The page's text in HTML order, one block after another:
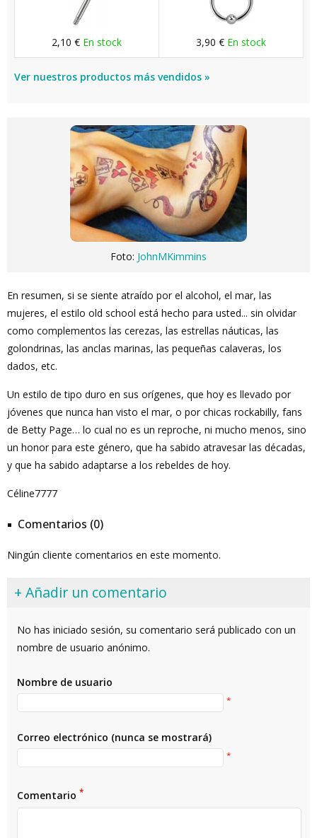
2,10 € En stock 3,90 € En stock
Ver nuestros productos más vendidos »
Foto: JohnMKimmins
En resumen, si se siente atraído por el alcohol, el mar, las
mujeres, el estilo old school está hecho para usted... sin olvidar
como complementos las cerezas, las estrellas náuticas, las
golondrinas, las anclas marinas, las pequeñas calaveras, los
dados, etc.
Un estilo de tipo duro en sus orígenes, que hoy es llevado por
jóvenes que nunca han visto el mar, o por chicas rockabilly, fans
de Betty Page… lo cual no es un reproche, ni mucho menos, sino
un honor para este género, que ha sabido atravesar las décadas,
y que ha sabido adaptarse a los rebeldes de hoy.
Céline7777
Comentarios (0)
Ningún cliente comentarios en este momento.
+ Añadir un comentario
No has iniciado sesión, su comentario será publicado con un
nombre de usuario anónimo.
Nombre de usuario
*
Correo electrónico (nunca se mostrará)
*
Comentario *